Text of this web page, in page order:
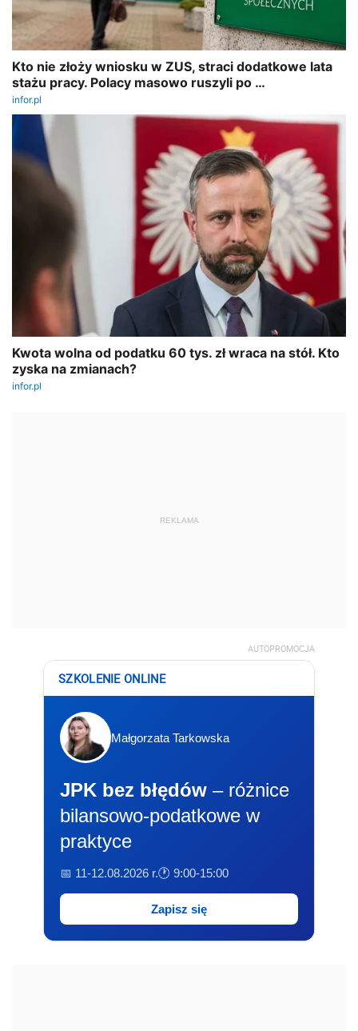
REKLAMA
AUTOPROMOCJA
SZKOLENIE ONLINE
Małgorzata Tarkowska
JPK bez błędów – różnice
bilansowo-podatkowe w
praktyce
📅 11-12.08.2026 r.🕐 9:00-15:00
Zapisz się